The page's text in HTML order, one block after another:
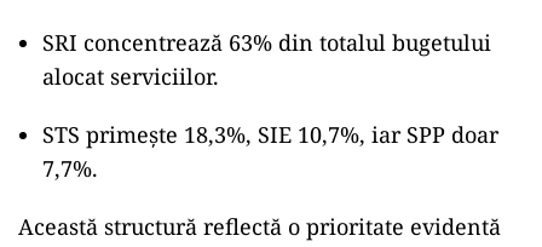
SRI concentrează 63% din totalul bugetului
alocat serviciilor.
STS primește 18,3%, SIE 10,7%, iar SPP doar
7,7%.
Această structură reflectă o prioritate evidentă